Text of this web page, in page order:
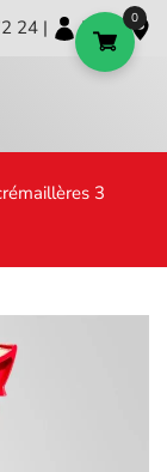
24 | | |
3
0